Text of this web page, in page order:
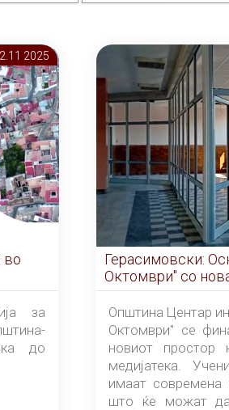
2025
во
за
до
Герасимовски:
Октомври" со
од септември
Општина Центар
Октомври" се
новиот простор
медијатека.
имаат современа
што ќе можат